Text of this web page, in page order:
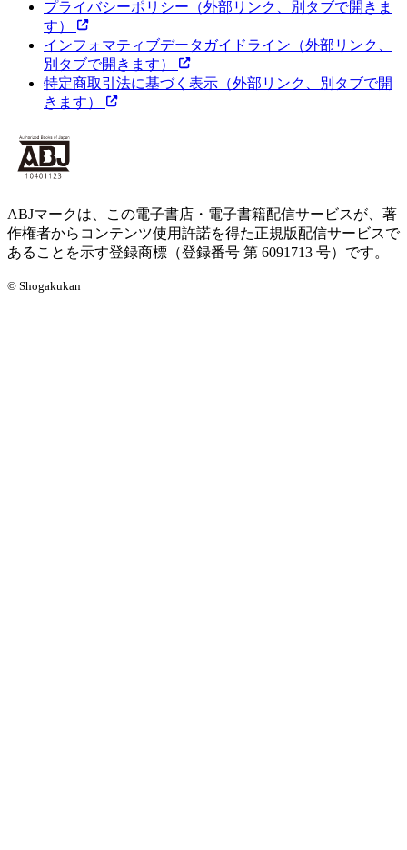
プライバシーポリシー （外部リンク、別タブで開きま
す）
インフォマティブデータガイドライン （外部リンク、
別タブで開きます）
特定商取引法に基づく表示 （外部リンク、別タブで開
きます）
ABJマークは、この電子書店・電子書籍配信サービスが、著
作権者からコンテンツ使用許諾を得た正規版配信サービスで
あることを示す登録商標（登録番号 第 6091713 号）です。
© Shogakukan